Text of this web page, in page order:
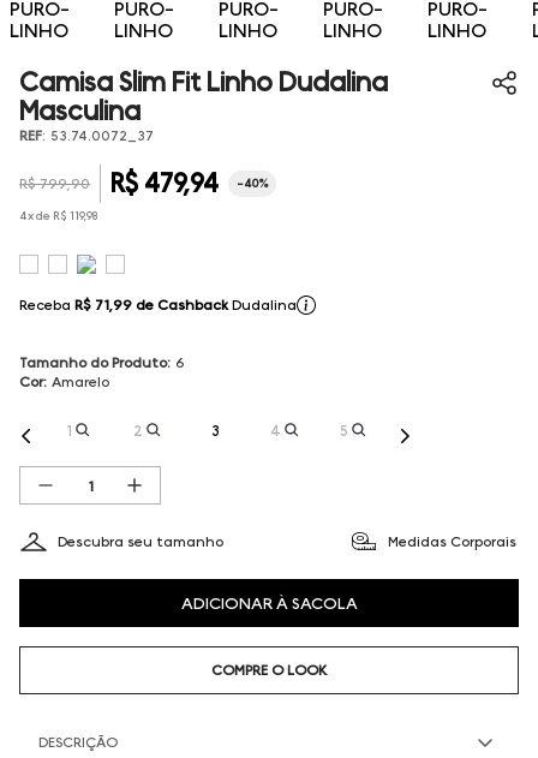
Camisa Slim Fit Linho Dudalina
Masculina
REF: 53.74.0072_37
R$ 799,90 R$ 479,94 -40%
4x de R$ 119,98
Receba R$ 71,99 de Cashback Dudalina
Tamanho do Produto: 6
Cor: Amarelo
1 2 3 4 5
Descubra seu tamanho Medidas Corporais
ADICIONAR À SACOLA
COMPRE O LOOK
DESCRIÇÃO